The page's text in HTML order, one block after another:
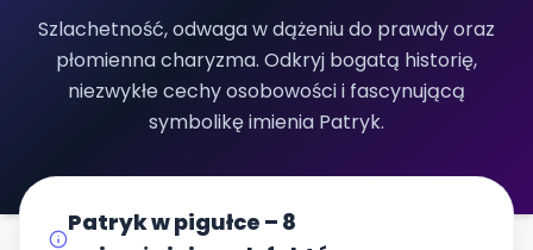
Szlachetność, odwaga w dążeniu do prawdy oraz
płomienna charyzma. Odkryj bogatą historię,
niezwykłe cechy osobowości i fascynującą
symbolikę imienia Patryk.
Patryk w pigułce – 8